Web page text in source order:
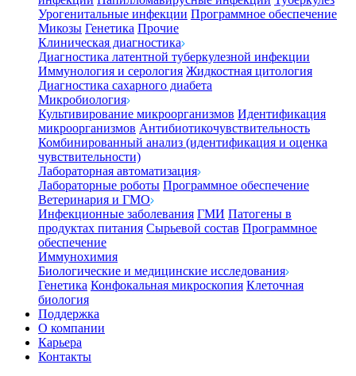
Урогенитальные инфекции Программное обеспечение
Микозы Генетика Прочие
Клиническая диагностика
Диагностика латентной туберкулезной инфекции
Иммунология и серология Жидкостная цитология
Диагностика сахарного диабета
Микробиология
Культивирование микроорганизмов Идентификация
микроорганизмов Антибиотикочувствительность
Комбинированный анализ (идентификация и оценка
чувствительности)
Лабораторная автоматизация
Лабораторные роботы Программное обеспечение
Ветеринария и ГМО
Инфекционные заболевания ГМИ Патогены в
продуктах питания Сырьевой состав Программное
обеспечение
Иммунохимия
Биологические и медицинские исследования
Генетика Конфокальная микроскопия Клеточная
биология
Поддержка
О компании
Карьера
Контакты